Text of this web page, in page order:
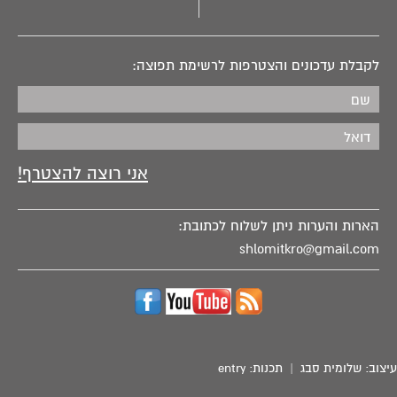
לקבלת עדכונים והצטרפות לרשימת תפוצה:
הארות והערות ניתן לשלוח לכתובת:
shlomitkro@gmail.com
עיצוב: שלומית סבג | תכנות: entry